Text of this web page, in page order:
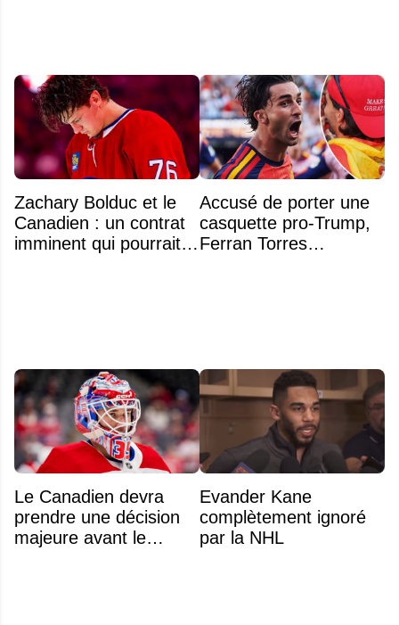
Zachary Bolduc et le
Canadien : un contrat
imminent qui pourrait
Accusé de porter une
casquette pro-Trump,
Ferran Torres
Le Canadien devra
prendre une décision
majeure avant le
Evander Kane
complètement ignoré
par la NHL